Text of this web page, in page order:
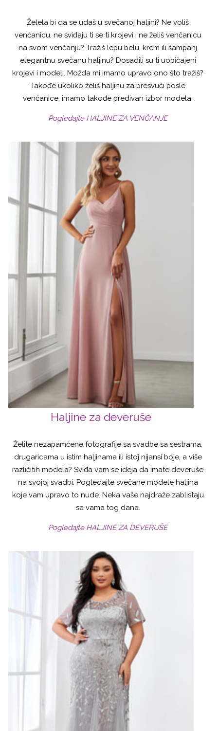
Želela bi da se udaš u svečanoj haljini? Ne voliš
venčanicu, ne sviđaju ti se ti krojevi i ne želiš venčanicu
na svom venčanju? Tražiš lepu belu, krem ili šampanj
elegantnu svečanu haljinu? Dosadili su ti uobičajeni
krojevi i modeli. Možda mi imamo upravo ono što tražiš?
Takođe ukoliko želiš haljinu za presvući posle
venčanice, imamo takođe predivan izbor modela.
Pogledajte HALJINE ZA VENČANJE
Haljine za deveruše
Želite nezapamćene fotografije sa svadbe sa sestrama,
drugaricama u istim haljinama ili istoj nijansi boje, a više
različitih modela? Sviđa vam se ideja da imate deveruše
na svojoj svadbi. Pogledajte svečane modele haljina
koje vam upravo to nude. Neka vaše najdraže zablistaju
sa vama tog dana.
Pogledajte HALJINE ZA DEVERUŠE